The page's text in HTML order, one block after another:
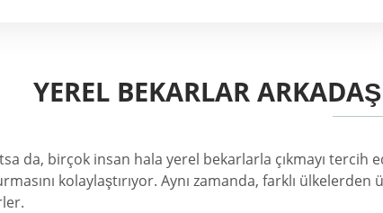
YEREL BEKARLAR
da, birçok insan hala yerel bekarlarla çıkmayı
kolaylaştırıyor. Aynı zamanda, farklı